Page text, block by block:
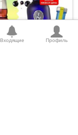
Входящие Профиль